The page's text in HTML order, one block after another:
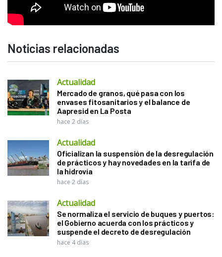
Noticias relacionadas
Actualidad
Mercado de granos, qué pasa con los
envases fitosanitarios y el balance de
Aapresid en La Posta
hace 2 días
Actualidad
Oficializan la suspensión de la desregulación
de prácticos y hay novedades en la tarifa de
la hidrovía
hace 2 días
Actualidad
Se normaliza el servicio de buques y puertos:
el Gobierno acuerda con los prácticos y
suspende el decreto de desregulación
hace 4 días